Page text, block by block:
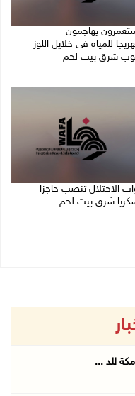
يهاجمون
للمياه في خلايل اللوز
شرق بيت لحم
الاحتلال تنصب حاجزا
شرق بيت لحم
مكة للد ...